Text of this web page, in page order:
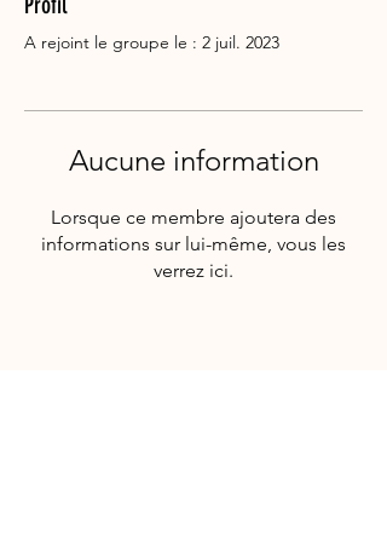
A rejoint le groupe le : 2 juil. 2023
Aucune information
Lorsque ce membre ajoutera des
informations sur lui-même, vous les
verrez ici.